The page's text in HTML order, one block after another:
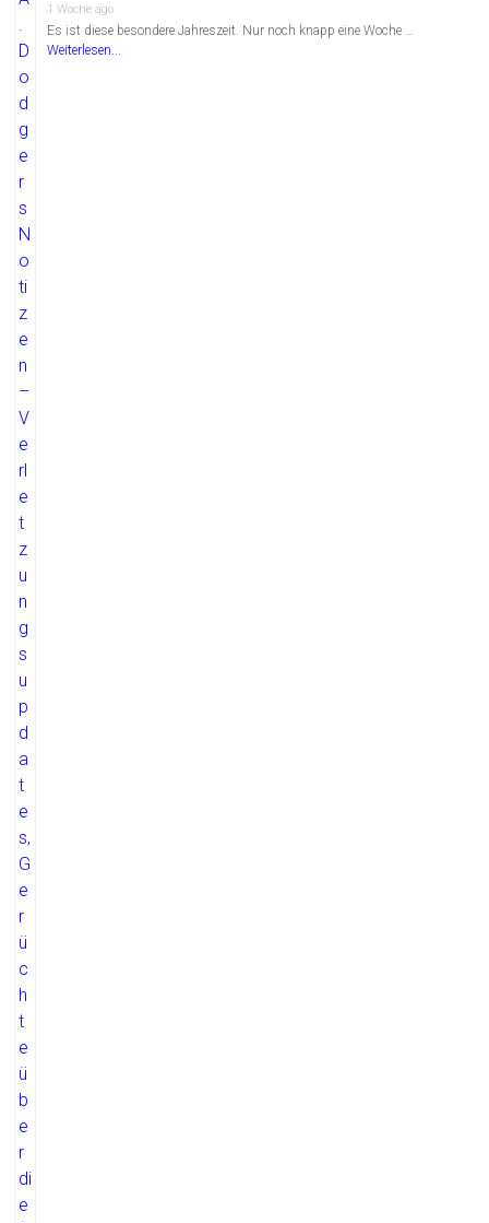
1 Woche ago
Es ist diese besondere Jahreszeit. Nur noch knapp eine Woche …
Weiterlesen...